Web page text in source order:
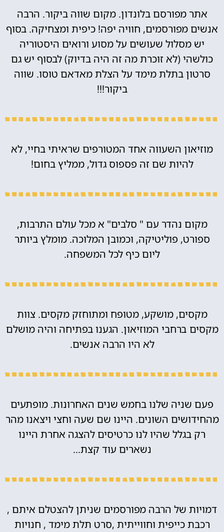
אתר מפורסם בלונדון. מקום שווה ביקור. הרבה
אנשים מפורסמים, חוויה יפה! כיפית ומצחיקה. בסוף
יש מסלול שעושים על מסוע ורואים היסטוריה
כולשהי (לא זוכרת מה זה היה בדיוק) לבסוף יש גם
סרטון בתלת מימד על הצלת מאדאם טוסו. שווה
ביקור!!!
מוזיאון השעווה אחד המטורפים שראיתי בחיי, לא
להיות שם זה פספוס גדול, ממליץ בחום!
מקום נהדר עם " סלבים" א מכל עולם התרבות,
ספורט, פוליטיקה, וכמובן המלוכה. מומלץ ביותר
ליום כיף לכל המשפחה.
מקסים, מושקע, מטופח ומתוחזק מקסים. צוות
מקסים ברחבי המוזיאון. הגענו בפתיחה והיה מושלם
לא היו הרבה אנשים.
פעם שניה שלנו בחמש שנים האחרונות. מופתעים
מהחידושים השונים. היינו שם שעה וחצי ויצאנו מהר
רק בגלל שהיו לנו כרטיסים להצגה אחרת היינו
נשארים עוד קצת…
דמויות של הרבה מפורסמים שניתן להצטלם איתם ,
רכבת כייפית וחווייתית ,סרט תלת מימד , חנויות